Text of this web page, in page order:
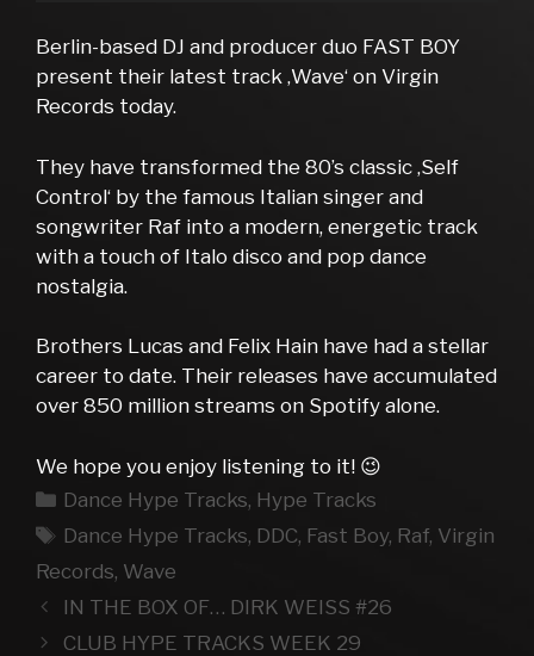
Berlin-based DJ and producer duo FAST BOY
present their latest track ‚Wave‘ on Virgin
Records today.
They have transformed the 80’s classic ‚Self
Control‘ by the famous Italian singer and
songwriter Raf into a modern, energetic track
with a touch of Italo disco and pop dance
nostalgia.
Brothers Lucas and Felix Hain have had a stellar
career to date. Their releases have accumulated
over 850 million streams on Spotify alone.
We hope you enjoy listening to it! 😉
Kategorien
Dance Hype Tracks, Hype Tracks
Schlagwörter
Dance Hype Tracks, DDC, Fast Boy, Raf, Virgin
Records, Wave
IN THE BOX OF… DIRK WEISS #26
CLUB HYPE TRACKS WEEK 29